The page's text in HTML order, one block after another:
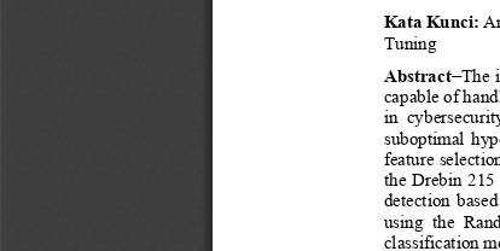
Kata Kunci:
Tuning
Abstract−The
capable of
in  cybersecurit
suboptimal
feature
the Drebin 215
detection  based
using  the
classification